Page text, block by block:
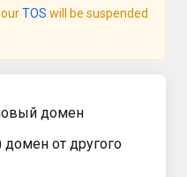
TOS will be suspended
домен
от другого